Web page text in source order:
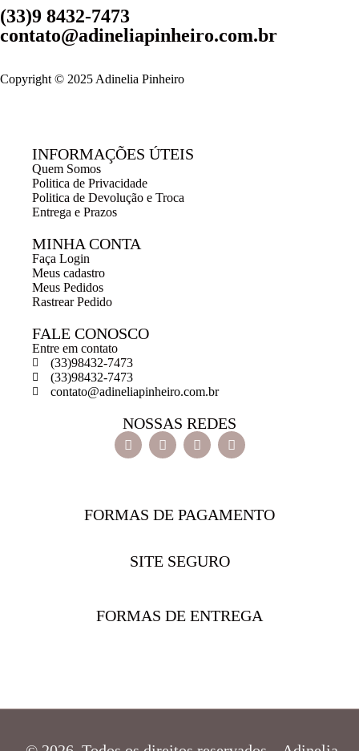
(33)9 8432-7473
contato@adineliapinheiro.com.br
Copyright © 2025 Adinelia Pinheiro
INFORMAÇÕES ÚTEIS
Quem Somos
Politica de Privacidade
Politica de Devolução e Troca
Entrega e Prazos
MINHA CONTA
Faça Login
Meus cadastro
Meus Pedidos
Rastrear Pedido
FALE CONOSCO
Entre em contato
(33)98432-7473
(33)98432-7473
contato@adineliapinheiro.com.br
NOSSAS REDES
FORMAS DE PAGAMENTO
SITE SEGURO
FORMAS DE ENTREGA